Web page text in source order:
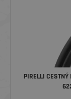
PIRELLI